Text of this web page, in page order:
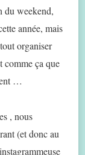
du weekend,
année, mais
organiser
comme ça que
…
, nous
(et donc au